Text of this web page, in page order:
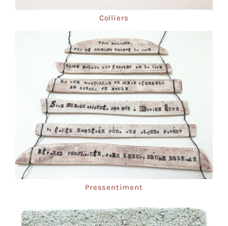
Colliers
Pressentiment